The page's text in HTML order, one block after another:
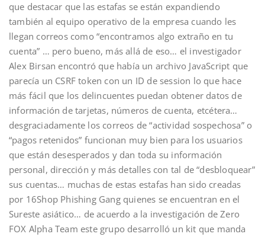
que destacar que las estafas se están expandiendo
también al equipo operativo de la empresa cuando les
llegan correos como “encontramos algo extraño en tu
cuenta” … pero bueno, más allá de eso… el investigador
Alex Birsan encontró que había un archivo JavaScript que
parecía un CSRF token con un ID de session lo que hace
más fácil que los delincuentes puedan obtener datos de
información de tarjetas, números de cuenta, etcétera…
desgraciadamente los correos de “actividad sospechosa” o
“pagos retenidos” funcionan muy bien para los usuarios
que están desesperados y dan toda su información
personal, dirección y más detalles con tal de “desbloquear”
sus cuentas… muchas de estas estafas han sido creadas
por 16Shop Phishing Gang quienes se encuentran en el
Sureste asiático… de acuerdo a la investigación de Zero
FOX Alpha Team este grupo desarrolló un kit que manda